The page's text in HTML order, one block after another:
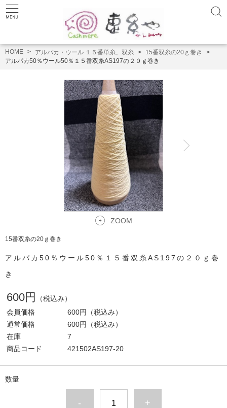
HOME アルパカ・ウール １５番単糸、双糸
15番双糸の20ｇ巻き
アルパカ50％ウール50％１５番双糸AS197の２０ｇ巻き
ZOOM
15番双糸の20ｇ巻き
アルパカ50％ウール50％１５番双糸AS197の２０ｇ巻
き
600円
（税込み）
会員価格
600円
（税込み）
通常価格
600円
（税込み）
在庫
7
商品コード
421502AS197-20
数量
- +